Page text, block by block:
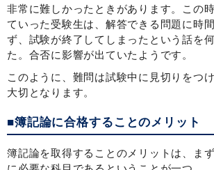
非常に難しかったときがあります。この
ていった受験生は、解答できる問題に時
ず、試験が終了してしまったという話を
た。合否に影響が出ていたようです。
このように、難問は試験中に見切りをつ
大切となります。
■簿記論に合格することのメリット
簿記論を取得することのメリットは、ま